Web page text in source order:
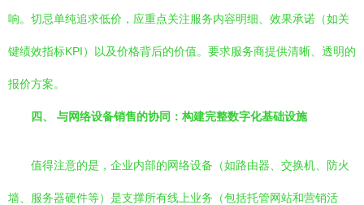
响。切忌单纯追求低价，应重点关注服务内容明细、效果承诺（如关
键绩效指标KPI）以及价格背后的价值。要求服务商提供清晰、透明的
报价方案。
四、 与网络设备销售的协同：构建完整数字化基础设施
值得注意的是，企业内部的网络设备（如路由器、交换机、防火
墙、服务器硬件等）是支撑所有线上业务（包括托管网站和营销活